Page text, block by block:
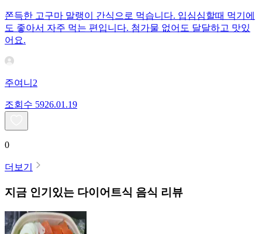
쫀득한 고구마 말랭이 간식으로 먹습니다. 입심심할때 먹기에
도 좋아서 자주 먹는 편입니다. 첨가물 없어도 달달하고 맛있
어요.
주여니2
조회수 5926.01.19
0
더보기
지금 인기있는 다이어트식 음식 리뷰